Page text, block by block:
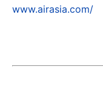
www.airasia.com/